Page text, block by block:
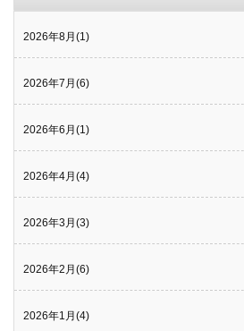
2026年8月(1)
2026年7月(6)
2026年6月(1)
2026年4月(4)
2026年3月(3)
2026年2月(6)
2026年1月(4)